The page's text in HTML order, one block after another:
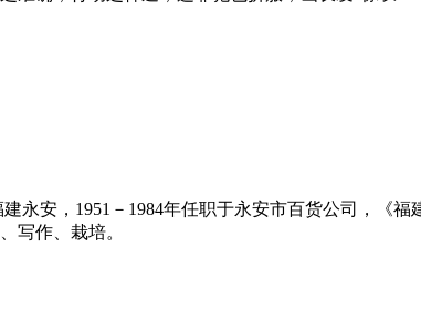
永安，1951－1984年任职于永安市百货公司，《
写作、栽培。